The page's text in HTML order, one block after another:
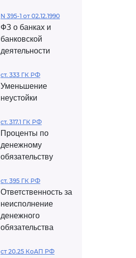
N 395-1 от 02.12.1990
ФЗ о банках и
банковской
деятельности
ст. 333 ГК РФ
Уменьшение
неустойки
ст. 317.1 ГК РФ
Проценты по
денежному
обязательству
ст. 395 ГК РФ
Ответственность за
неисполнение
денежного
обязательства
ст 20.25 КоАП РФ